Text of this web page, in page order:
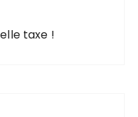
taxe !